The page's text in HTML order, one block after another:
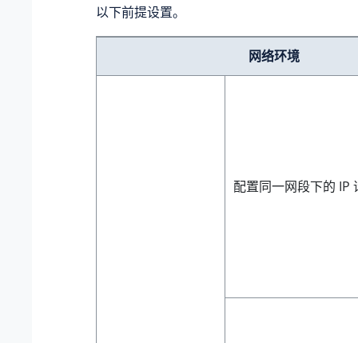
以下前提设置。
网络环境
配置同一网段下的 IP